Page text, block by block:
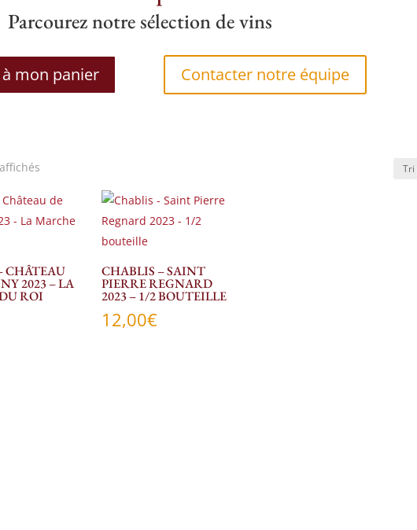
Parcourez notre sélection de vins
mon panier Contacter notre équipe
CHÂTEAU
2023 – LA
ROI
CHABLIS – SAINT
PIERRE REGNARD
2023 – 1/2 BOUTEILLE
12,00€